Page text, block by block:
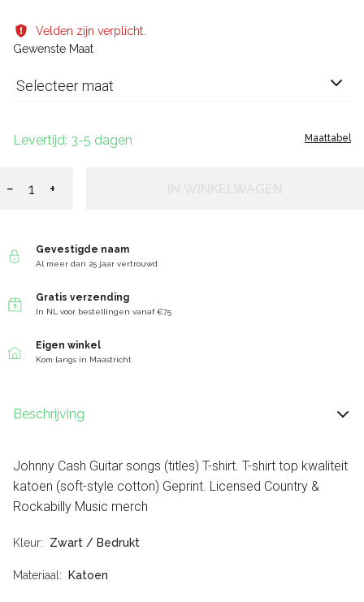
Velden zijn verplicht.
Gewenste Maat
Selecteer maat
Maattabel
Levertijd: 3-5 dagen
− +
Gevestigde naam
Al meer dan 25 jaar vertrouwd
Gratis verzending
In NL voor bestellingen vanaf €75
Eigen winkel
Kom langs in Maastricht
Beschrijving
Johnny Cash Guitar songs (titles) T-shirt. T-shirt top kwaliteit
katoen (soft-style cotton) Geprint. Licensed Country &
Rockabilly Music merch
Kleur Zwart / Bedrukt
Materiaal Katoen